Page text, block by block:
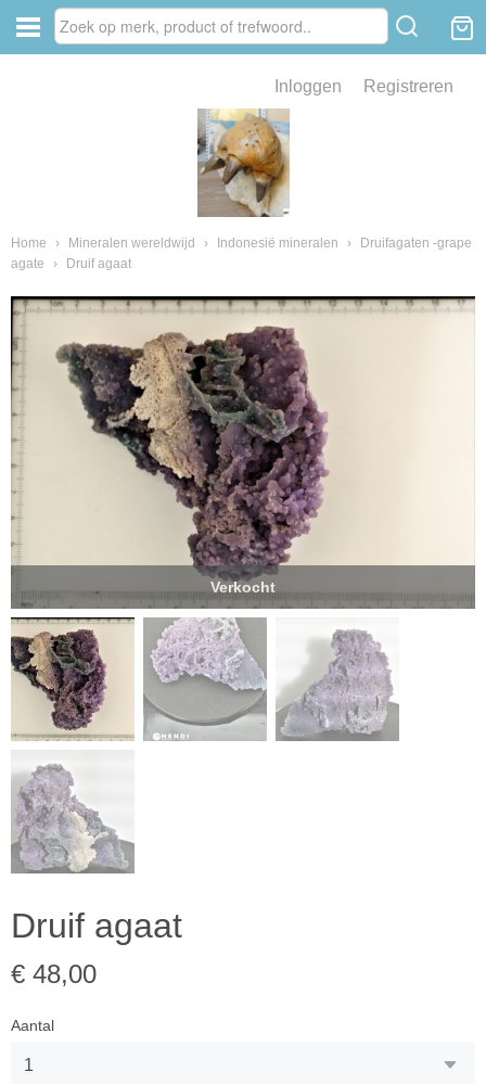
Inloggen Registreren
Home › Mineralen wereldwijd › Indonesië mineralen ›
Druifagaten -grape
agate
› Druif agaat
Verkocht
Druif agaat
€ 48,00
Aantal
van fossielen en mineralen